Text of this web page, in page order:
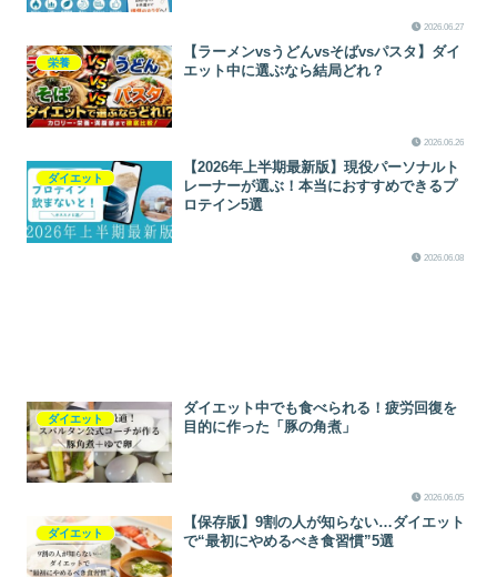
2026.06.27
栄養
【ラーメンvsうどんvsそばvsパスタ】ダイ
エット中に選ぶなら結局どれ？
2026.06.26
ダイエット
【2026年上半期最新版】現役パーソナルト
レーナーが選ぶ！本当におすすめできるプ
ロテイン5選
2026.06.08
ダイエット
ダイエット中でも食べられる！疲労回復を
目的に作った「豚の角煮」
2026.06.05
ダイエット
【保存版】9割の人が知らない…ダイエット
で“最初にやめるべき食習慣”5選